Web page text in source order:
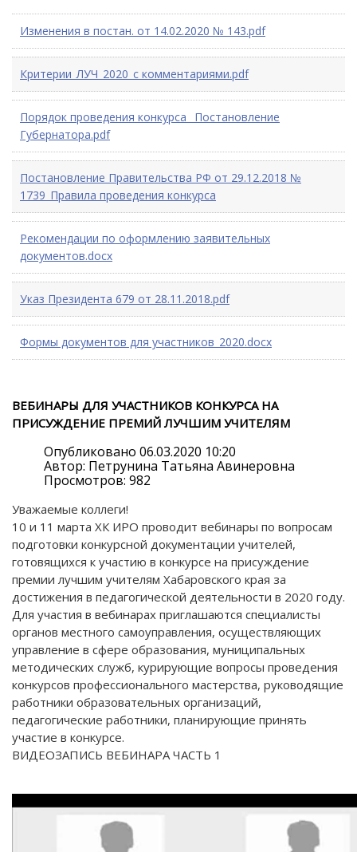
Изменения в постан. от 14.02.2020 № 143.pdf
Критерии_ЛУЧ_2020_с комментариями.pdf
Порядок проведения конкурса _Постановление
Губернатора.pdf
Постановление Правительства РФ от 29.12.2018 №
1739_Правила проведения конкурса
Рекомендации по оформлению заявительных
документов.docx
Указ Президента 679 от 28.11.2018.pdf
Формы документов для участников_2020.docx
ВЕБИНАРЫ ДЛЯ УЧАСТНИКОВ КОНКУРСА НА
ПРИСУЖДЕНИЕ ПРЕМИЙ ЛУЧШИМ УЧИТЕЛЯМ
Опубликовано 06.03.2020 10:20
Автор: Петрунина Татьяна Авинеровна
Просмотров: 982
Уважаемые коллеги!
10 и 11 марта ХК ИРО проводит вебинары по вопросам
подготовки конкурсной документации учителей,
готовящихся к участию в конкурсе на присуждение
премии лучшим учителям Хабаровского края за
достижения в педагогической деятельности в 2020 году.
Для участия в вебинарах приглашаются специалисты
органов местного самоуправления, осуществляющих
управление в сфере образования, муниципальных
методических служб, курирующие вопросы проведения
конкурсов профессионального мастерства, руководящие
работники образовательных организаций,
педагогические работники, планирующие принять
участие в конкурсе.
ВИДЕОЗАПИСЬ ВЕБИНАРА ЧАСТЬ 1